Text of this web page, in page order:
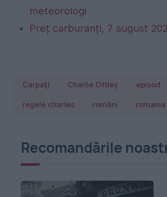
meteorologi
Preț carburanți, 7 august
Carpaţi Charlie Ottley episod
regele charles români romania
Recomandările